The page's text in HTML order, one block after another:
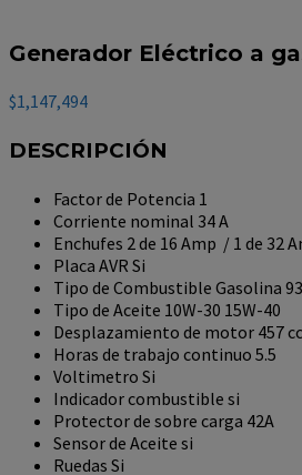
Generador Eléctrico a
$1,147,494
DESCRIPCIÓN
Factor de Potencia 1
Corriente nominal 34 A
Enchufes 2 de 16 Amp / 1 de 32
Placa AVR Si
Tipo de Combustible Gasolina
Tipo de Aceite 10W-30 15W-40
Desplazamiento de motor 457 cc
Horas de trabajo continuo 5.5
Voltimetro Si
Indicador combustible si
Protector de sobre carga 42A
Sensor de Aceite si
Ruedas Si